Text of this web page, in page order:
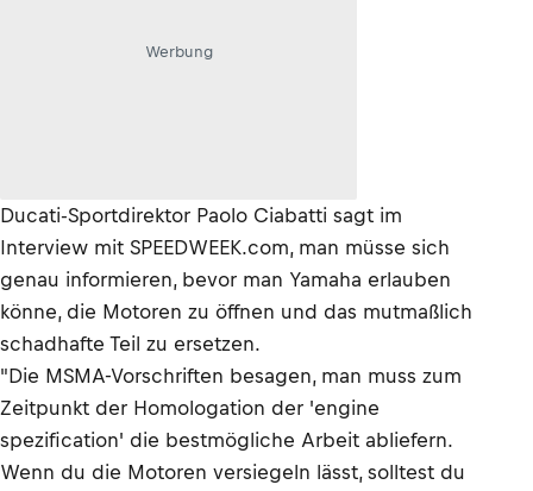
Werbung
Ducati-Sportdirektor Paolo Ciabatti sagt im
Interview mit SPEEDWEEK.com, man müsse sich
genau informieren, bevor man Yamaha erlauben
könne, die Motoren zu öffnen und das mutmaßlich
schadhafte Teil zu ersetzen.
"Die MSMA-Vorschriften besagen, man muss zum
Zeitpunkt der Homologation der 'engine
spezification' die bestmögliche Arbeit abliefern.
Wenn du die Motoren versiegeln lässt, solltest du